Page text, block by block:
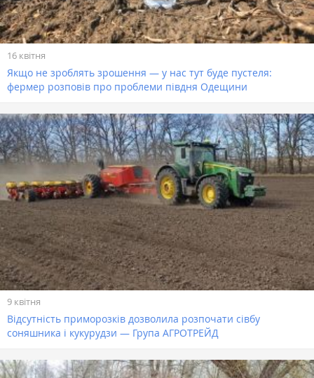
16 квітня
Якщо не зроблять зрошення — у нас тут буде пустеля:
фермер розповів про проблеми півдня Одещини
9 квітня
Відсутність приморозків дозволила розпочати сівбу
соняшника і кукурудзи — Група АГРОТРЕЙД